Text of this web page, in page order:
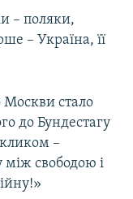
– поляки,
– Україна, її
Москви стало
до Бундестагу
–
між свободою і